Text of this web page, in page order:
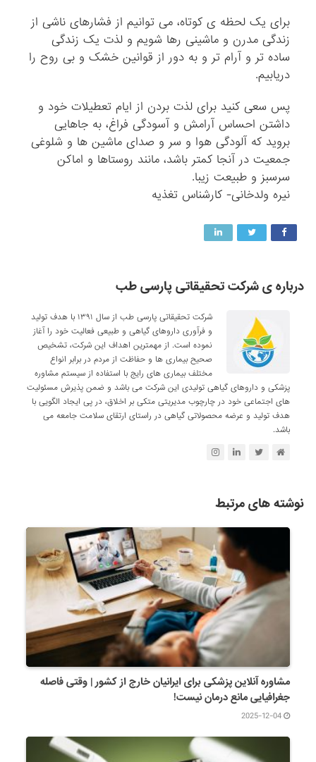
برای یک لحظه ی کوتاه، می توانیم از فشارهای ناشی از
زندگی مدرن و ماشینی رها شویم و لذت یک زندگی
ساده تر و آرام تر و به دور از قوانین خشک و بی روح را
دریابیم.
پس سعی کنید برای لذت بردن از ایام تعطیلات خود و
داشتن احساس آرامش و آسودگی فراغ، به جاهایی
بروید که آلودگی هوا و سر و صدای ماشین ها و شلوغی
جمعیت در آنجا کمتر باشد، مانند روستاها و اماکن
سرسبز و طبیعت زیبا.
نیره ولدخانی- کارشناس تغذیه
درباره ی شرکت تحقیقاتی پارسی طب
شرکت تحقیقاتی پارسی طب از سال ۱۳۹۱ با هدف تولید
و فرآوری داروهای گیاهی و طبیعی فعالیت خود را آغاز
نموده است. از مهمترین اهداف این شرکت، تشخیص
صحیح بیماری ها و حفاظت از مردم در برابر انواع
مختلف بیماری های رایج با استفاده از سیستم مشاوره
پزشکی و داروهای گیاهی تولیدی این شرکت می باشد و ضمن پذیرش مسئولیت
های اجتماعی خود در چارچوب مدیریتی متکی بر اخلاق، در پی ایجاد الگویی با
هدف تولید و عرضه محصولاتی گیاهی در راستای ارتقای سلامت جامعه می
باشد.
نوشته های مرتبط
مشاوره آنلاین پزشکی برای ایرانیان خارج از کشور | وقتی فاصله
جغرافیایی مانع درمان نیست!
2025-12-04